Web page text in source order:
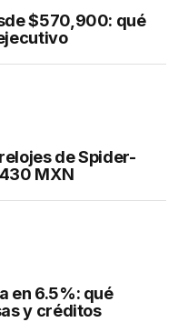
$570,900: qué
de Spider-
MXN
en 6.5%: qué
y créditos